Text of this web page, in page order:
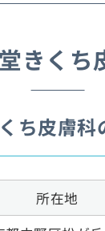
きくち
ち皮膚科
所在地